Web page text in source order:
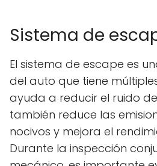
Sistema de
El sistema de escape es
del auto que tiene
ayuda a reducir el ruido
también reduce las
nocivos y mejora el
Durante la inspección